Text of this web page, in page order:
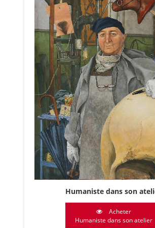
Humaniste dans son
Acheter
Humaniste dans son atelier